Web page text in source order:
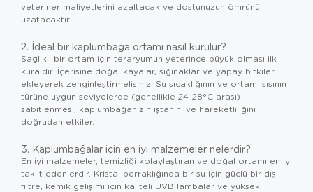
veteriner maliyetlerini azaltacak ve dostunuzun ömrünü
uzatacaktır.
2. İdeal bir kaplumbağa ortamı nasıl kurulur?
Sağlıklı bir ortam için teraryumun yeterince büyük olması ilk
kuraldır. İçerisine doğal kayalar, sığınaklar ve yapay bitkiler
ekleyerek zenginleştirmelisiniz. Su sıcaklığının ve ortam ısısının
türüne uygun seviyelerde (genellikle 24-28°C arası)
sabitlenmesi, kaplumbağanızın iştahını ve hareketliliğini
doğrudan etkiler.
3. Kaplumbağalar için en iyi malzemeler nelerdir?
En iyi malzemeler, temizliği kolaylaştıran ve doğal ortamı en iyi
taklit edenlerdir. Kristal berraklığında bir su için güçlü bir dış
filtre, kemik gelişimi için kaliteli UVB lambalar ve yüksek